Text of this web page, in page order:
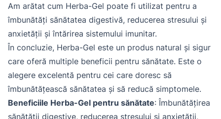
Am arătat cum Herba-Gel poate fi utilizat pentru a
îmbunătăți sănătatea digestivă, reducerea stresului și
anxietății și întărirea sistemului imunitar.
În concluzie, Herba-Gel este un produs natural și sigur
care oferă multiple beneficii pentru sănătate. Este o
alegere excelentă pentru cei care doresc să
îmbunătățească sănătatea și să reducă simptomele.
Beneficiile Herba-Gel pentru sănătate: Îmbunătățirea
sănătății digestive, reducerea stresului și anxietății,